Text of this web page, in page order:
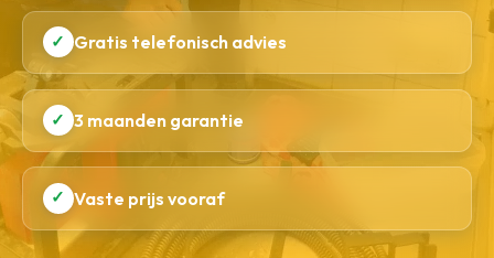
✓ Gratis telefonisch advies
✓ 3 maanden garantie
✓ Vaste prijs vooraf